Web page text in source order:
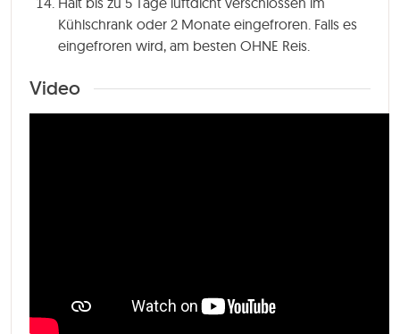
Kühlschrank oder 2 Monate eingefroren. Falls es
eingefroren wird, am besten OHNE Reis.
Video